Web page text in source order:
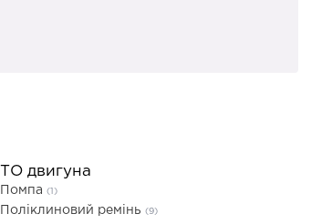
ТО двигуна
Помпа (1)
Поліклиновий ремінь (9)